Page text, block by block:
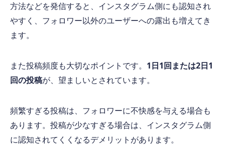
方法などを発信すると、インスタグラム側にも認知され
やすく、フォロワー以外のユーザーへの露出も増えてき
ます。
また投稿頻度も大切なポイントです。 1日1回または2日1
回の投稿が、望ましいとされています。
頻繁すぎる投稿は、フォロワーに不快感を与える場合も
あります。投稿が少なすぎる場合は、インスタグラム側
に認知されてくくなるデメリットがあります。